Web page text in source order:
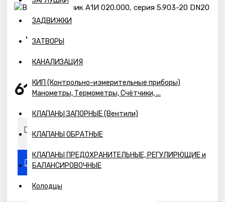
ЗАДВИЖКИ
ЗАТВОРЫ
КАНАЛИЗАЦИЯ
КИП (Контрольно-измерительные приборы)
Манометры, Термометры, Счётчики, ...
КЛАПАНЫ ЗАПОРНЫЕ (Вентили)
КЛАПАНЫ ОБРАТНЫЕ
КЛАПАНЫ ПРЕДОХРАНИТЕЛЬНЫЕ, РЕГУЛИРЮЩИЕ и
БАЛАНСИРОВОЧНЫЕ
Колодцы
Предзаказ
6120р.